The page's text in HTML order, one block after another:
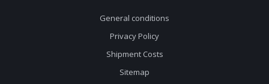
General conditions
Privacy Policy
Shipment Costs
Sitemap